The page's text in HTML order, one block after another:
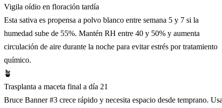
Vigila oídio en floración tardía
Esta sativa es propensa a polvo blanco entre semana 5 y 7 si la
humedad sube de 55%. Mantén RH entre 40 y 50% y aumenta
circulación de aire durante la noche para evitar estrés por tratamiento
químico.
🪴
Trasplanta a maceta final a día 21
Bruce Banner #3 crece rápido y necesita espacio desde temprano.